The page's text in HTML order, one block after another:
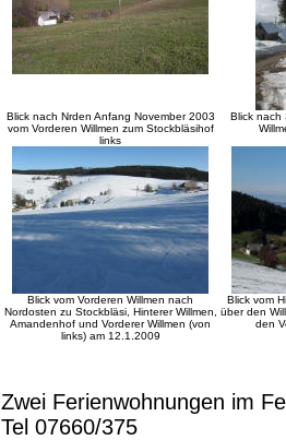
Blick nach Nrden Anfang November 2003
vom Vorderen Willmen zum Stockbläsihof
links
Blick nach
Blick vom Vorderen Willmen nach
Nordosten zu Stockbläsi, Hinterer Willmen,
Amandenhof und Vorderer Willmen (von
links) am 12.1.2009
Blick vom
über den
den
Zwei Ferienwohnungen im
Tel 07660/375